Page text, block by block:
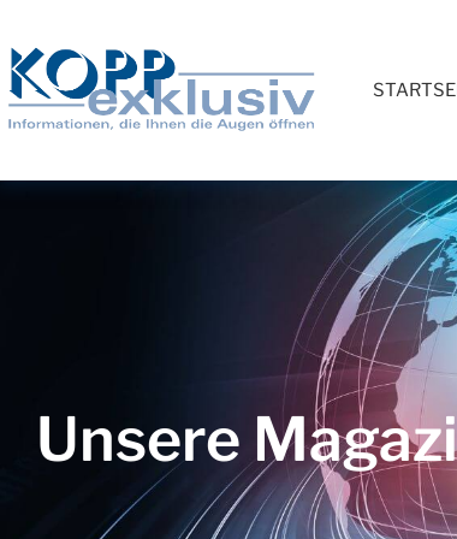
Unsere